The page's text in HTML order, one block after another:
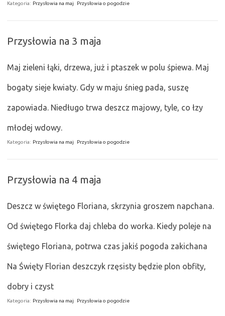
Kategoria: Przysłowia na maj Przysłowia o pogodzie
Przysłowia na 3 maja
Maj zieleni łąki, drzewa, już i ptaszek w polu śpiewa. Maj
bogaty sieje kwiaty. Gdy w maju śnieg pada, suszę
zapowiada. Niedługo trwa deszcz majowy, tyle, co łzy
młodej wdowy.
Kategoria: Przysłowia na maj Przysłowia o pogodzie
Przysłowia na 4 maja
Deszcz w świętego Floriana, skrzynia groszem napchana.
Od świętego Florka daj chleba do worka. Kiedy poleje na
świętego Floriana, potrwa czas jakiś pogoda zakichana
Na Święty Florian deszczyk rzęsisty będzie plon obfity,
dobry i czyst
Kategoria: Przysłowia na maj Przysłowia o pogodzie